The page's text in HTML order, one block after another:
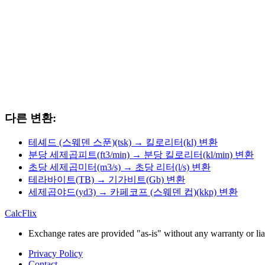
다른 변환:
테셰드 (스웨덴 스푼)(tsk) → 킬로리터(kl) 변환
분당 세제곱피트(ft3/min) → 분당 킬로리터(kl/min) 변환
초당 세제곱미터(m3/s) → 초당 리터(l/s) 변환
테라바이트(TB) → 기가비트(Gb) 변환
세제곱야드(yd3) → 카페코프 (스웨덴 컵)(kkp) 변환
CalcFlix
Exchange rates are provided "as-is" without any warranty or
Privacy Policy